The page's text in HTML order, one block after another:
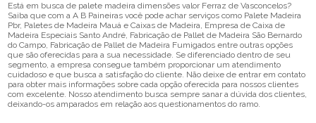
Está em busca de palete madeira dimensões valor Ferraz de Vasconcelos?
Saiba que com a A B Paineiras você pode achar serviços como Palete Madeira
Pbr, Paletes de Madeira Mauá e Caixas de Madeira, Empresa de Caixa de
Madeira Especiais Santo André, Fabricação de Pallet de Madeira São Bernardo
do Campo, Fabricação de Pallet de Madeira Fumigados entre outras opções
que são oferecidas para a sua necessidade. Se diferenciado dentro de seu
segmento, a empresa consegue também proporcionar um atendimento
cuidadoso e que busca a satisfação do cliente. Não deixe de entrar em contato
para obter mais informações sobre cada opção oferecida para nossos clientes
com excelente. Nosso atendimento busca sempre sanar a dúvida dos clientes,
deixando-os amparados em relação aos questionamentos do ramo.